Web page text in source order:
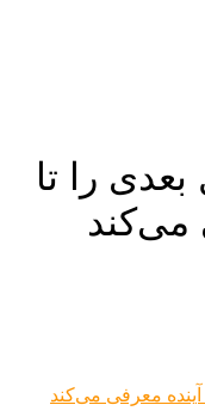
را تا
می‌کند